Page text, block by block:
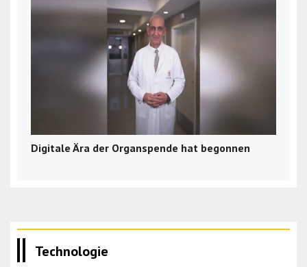
Digitale Ära der Organspende hat begonnen
Technologie